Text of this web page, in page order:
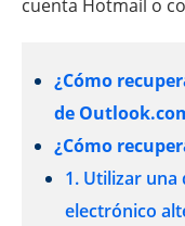
cuenta Hotmail o
¿Cómo
de
¿Cómo
1. Utilizar
electrónico